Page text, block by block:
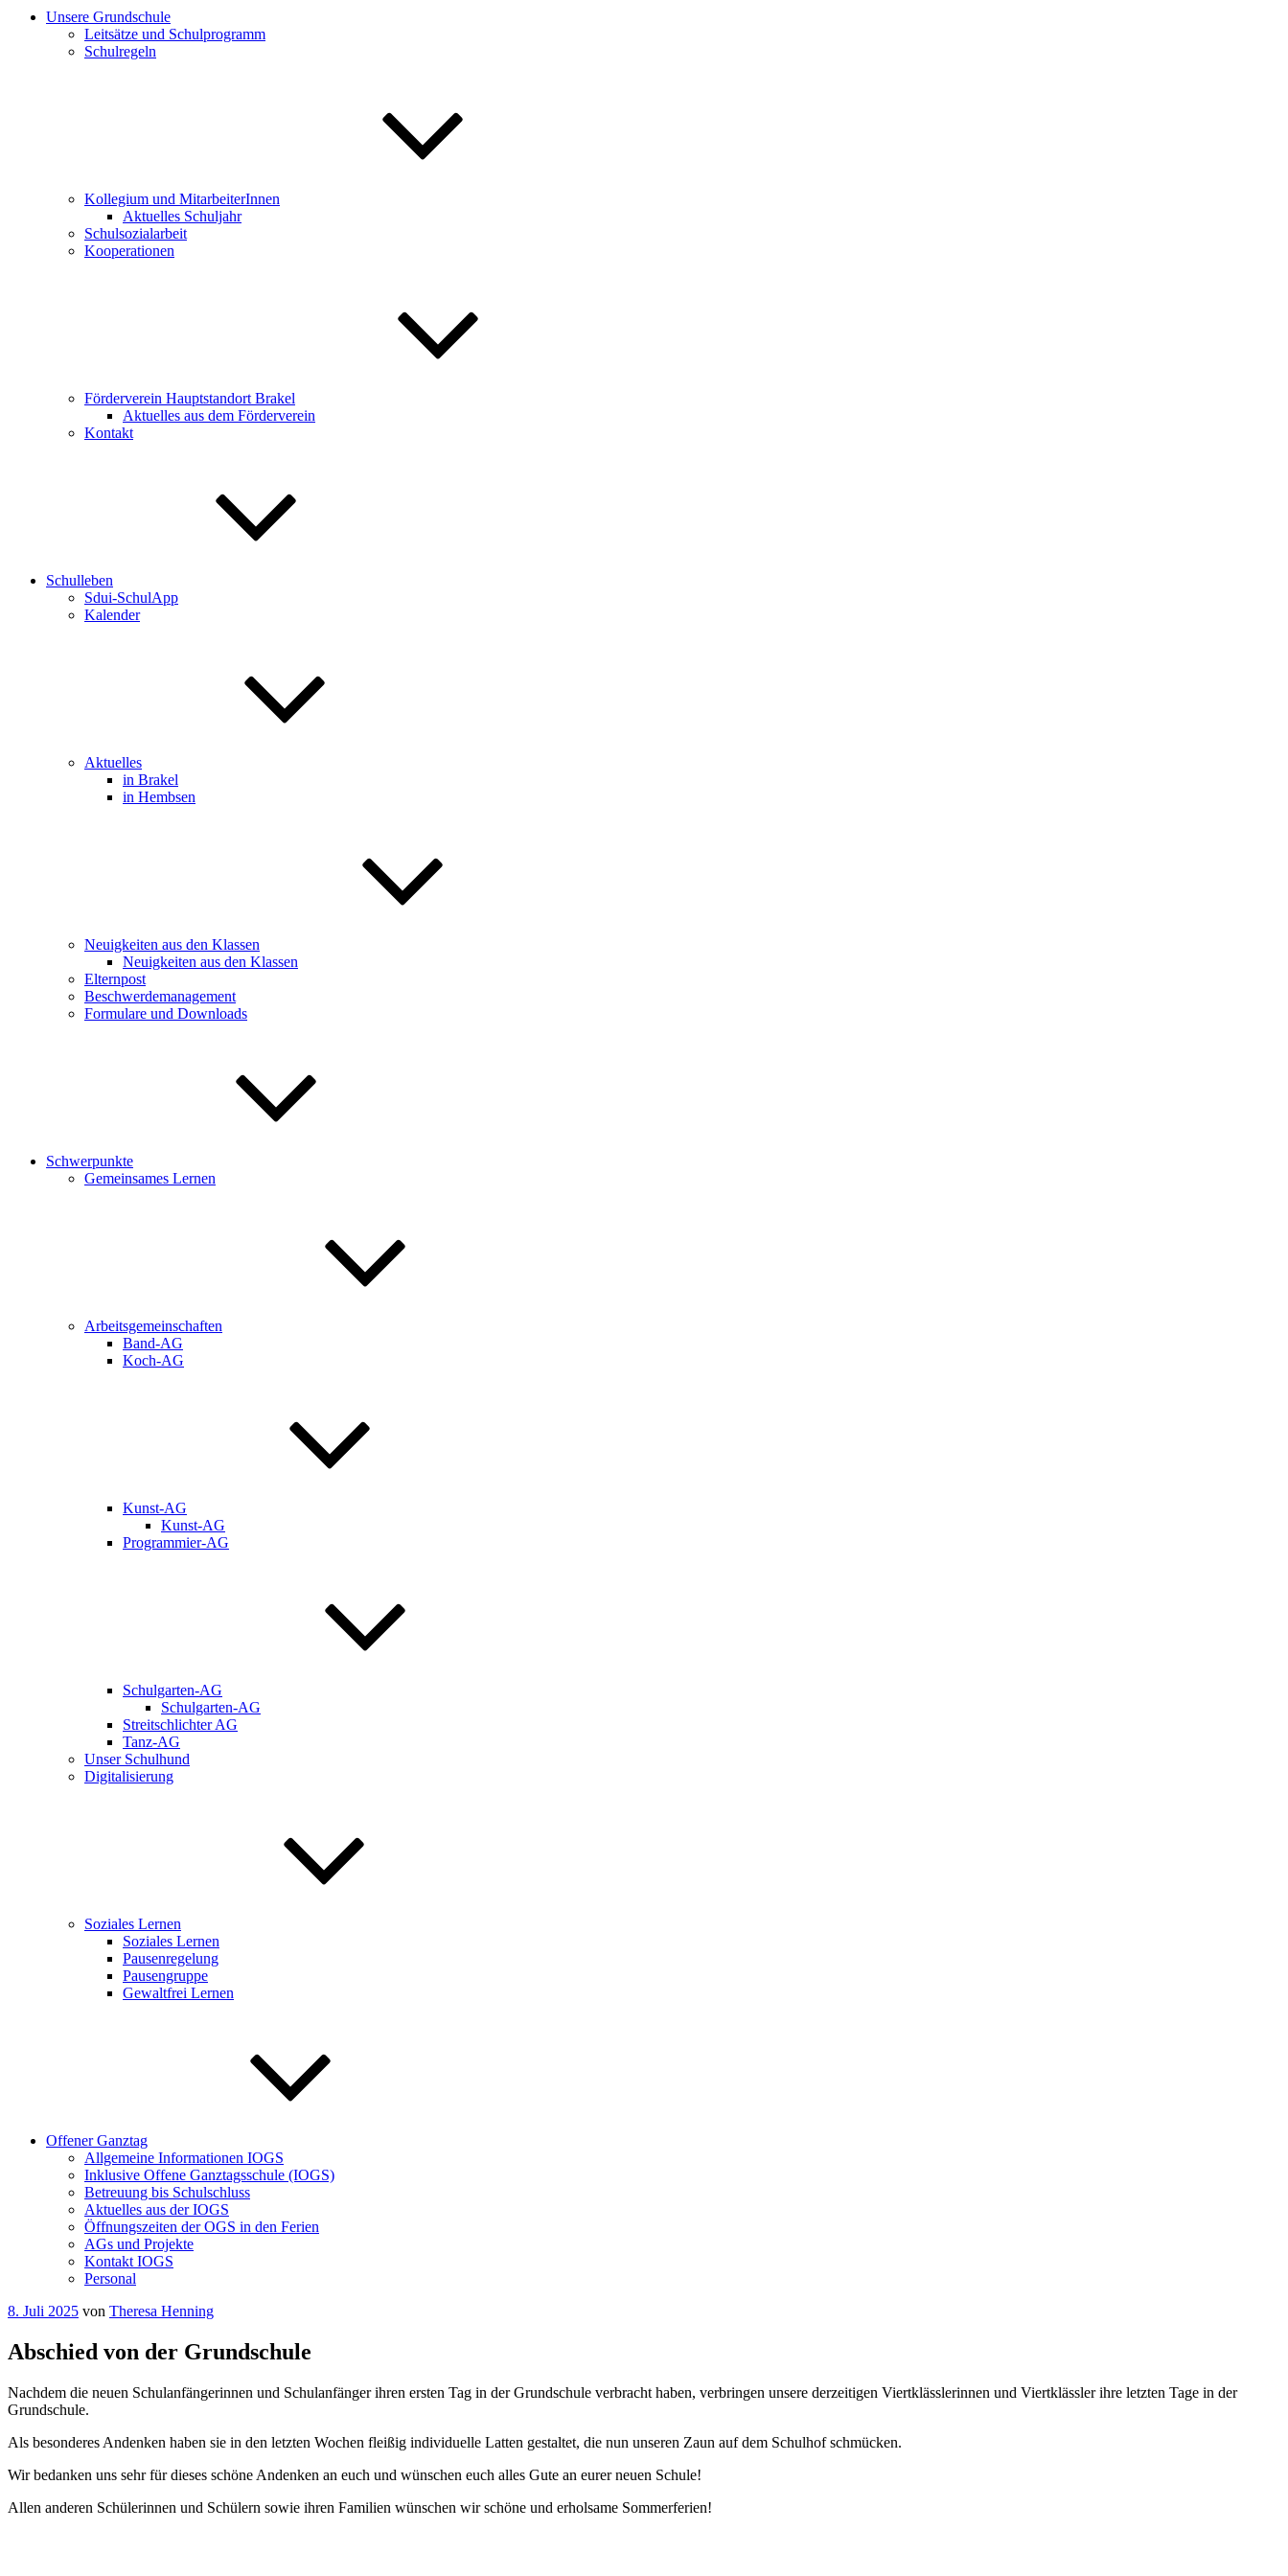
Unsere Grundschule
Leitsätze und Schulprogramm
Schulregeln
Kollegium und MitarbeiterInnen
Aktuelles Schuljahr
Schulsozialarbeit
Kooperationen
Förderverein Hauptstandort Brakel
Aktuelles aus dem Förderverein
Kontakt
Schulleben
Sdui-SchulApp
Kalender
Aktuelles
in Brakel
in Hembsen
Neuigkeiten aus den Klassen
Neuigkeiten aus den Klassen
Elternpost
Beschwerdemanagement
Formulare und Downloads
Schwerpunkte
Gemeinsames Lernen
Arbeitsgemeinschaften
Band-AG
Koch-AG
Kunst-AG
Kunst-AG
Programmier-AG
Schulgarten-AG
Schulgarten-AG
Streitschlichter AG
Tanz-AG
Unser Schulhund
Digitalisierung
Soziales Lernen
Soziales Lernen
Pausenregelung
Pausengruppe
Gewaltfrei Lernen
Offener Ganztag
Allgemeine Informationen IOGS
Inklusive Offene Ganztagsschule (IOGS)
Betreuung bis Schulschluss
Aktuelles aus der IOGS
Öffnungszeiten der OGS in den Ferien
AGs und Projekte
Kontakt IOGS
Personal
Veröffentlicht
8. Juli 2025 von Theresa Henning
Abschied von der Grundschule
Nachdem die neuen Schulanfängerinnen und Schulanfänger ihren ersten Tag in der Grundschule verbracht haben, verbringen unsere derzeitigen Viertklässlerinnen und Viertklässler ihre letzten Tage in der
Grundschule.
Als besonderes Andenken haben sie in den letzten Wochen fleißig individuelle Latten gestaltet, die nun unseren Zaun auf dem Schulhof schmücken.
Wir bedanken uns sehr für dieses schöne Andenken an euch und wünschen euch alles Gute an eurer neuen Schule!
Allen anderen Schülerinnen und Schülern sowie ihren Familien wünschen wir schöne und erholsame Sommerferien!